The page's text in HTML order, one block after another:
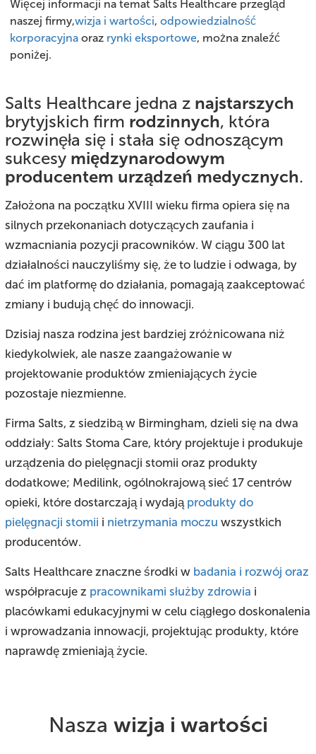
Więcej informacji na temat Salts Healthcare przegląd
naszej firmy,wizja i wartości, odpowiedzialność
korporacyjna oraz rynki eksportowe, można znaleźć
poniżej.
Salts Healthcare jedna z najstarszych
brytyjskich firm rodzinnych, która
rozwinęła się i stała się odnoszącym
sukcesy międzynarodowym
producentem urządzeń medycznych.
Założona na początku XVIII wieku firma opiera się na
silnych przekonaniach dotyczących zaufania i
wzmacniania pozycji pracowników. W ciągu 300 lat
działalności nauczyliśmy się, że to ludzie i odwaga, by
dać im platformę do działania, pomagają zaakceptować
zmiany i budują chęć do innowacji.
Dzisiaj nasza rodzina jest bardziej zróżnicowana niż
kiedykolwiek, ale nasze zaangażowanie w
projektowanie produktów zmieniających życie
pozostaje niezmienne.
Firma Salts, z siedzibą w Birmingham, dzieli się na dwa
oddziały: Salts Stoma Care, który projektuje i produkuje
urządzenia do pielęgnacji stomii oraz produkty
dodatkowe; Medilink, ogólnokrajową sieć 17 centrów
opieki, które dostarczają i wydają produkty do
pielęgnacji stomii i nietrzymania moczu wszystkich
producentów.
Salts Healthcare znaczne środki w badania i rozwój oraz
współpracuje z pracownikami służby zdrowia i
placówkami edukacyjnymi w celu ciągłego doskonalenia
i wprowadzania innowacji, projektując produkty, które
naprawdę zmieniają życie.
Nasza wizja i wartości